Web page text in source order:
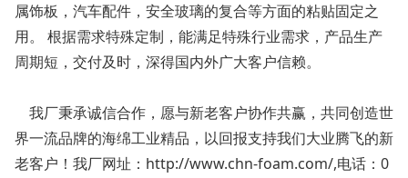
属饰板，汽车配件，安全玻璃的复合等方面的粘贴固定之
用。 根据需求特殊定制，能满足特殊行业需求，产品生产
周期短，交付及时，深得国内外广大客户信赖。
我厂秉承诚信合作，愿与新老客户协作共赢，共同创造世
界一流品牌的海绵工业精品，以回报支持我们大业腾飞的新
老客户！我厂网址：http://www.chn-foam.com/,电话：0